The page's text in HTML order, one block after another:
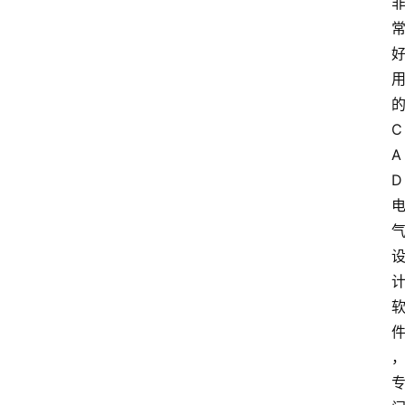
常
好
用
的
C
A
D
电
气
设
计
软
件
，
专